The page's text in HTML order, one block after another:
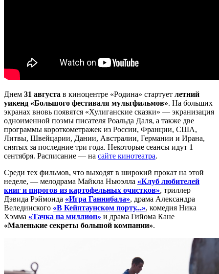
Днем 31 августа в киноцентре «Родина» стартует летний
уикенд «Большого фестиваля мультфильмов». На больших
экранах вновь появятся «Хулиганские сказки» — экранизация
одноименной поэмы писателя Роальда Даля, а также две
программы короткометражек из России, Франции, США,
Литвы, Швейцарии, Дании, Австралии, Германии и Ирана,
снятых за последние три года. Некоторые сеансы идут 1
сентября. Расписание — на сайте кинотеатра.
Среди тех фильмов, что выходят в широкий прокат на этой
неделе, — мелодрама Майкла Ньюэлла «Клуб любителей
книг и пирогов из картофельных очистков», триллер
Дэвида Рэймонда «Игра Ганнибала», драма Александра
Велединского «В Кейптаунском порту...», комедия Ника
Хэмма «Тачка на миллион» и драма Гийома Кане
«Маленькие секреты большой компании».